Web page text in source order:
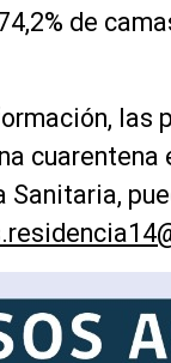
de
las
Sanitaria,